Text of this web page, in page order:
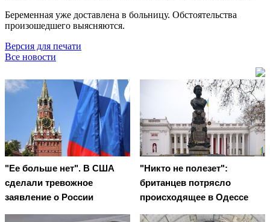
Беременная уже доставлена в больницу. Обстоятельства
произошедшего выясняются.
Версия для печати
Все новости
"Ее больше нет". В США
сделали тревожное
заявление о России
"Никто не полезет":
британцев потрясло
происходящее в Одессе